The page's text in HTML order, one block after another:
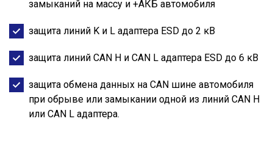
замыканий на массу и +АКБ автомобиля
защита линий K и L адаптера ESD до 2 кВ
защита линий CAN H и CAN L адаптера ESD до 6 кВ
защита обмена данных на CAN шине автомобиля
при обрыве или замыкании одной из линий CAN H
или CAN L адаптера.